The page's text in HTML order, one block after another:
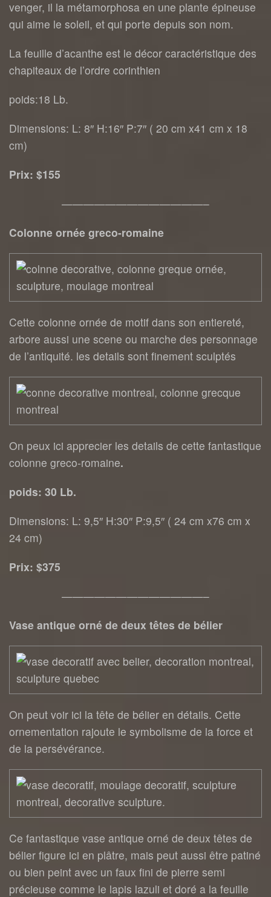
venger, il la métamorphosa en une plante épineuse
qui aime le soleil, et qui porte depuis son nom.
La feuille d’acanthe est le décor caractéristique des
chapiteaux de l’ordre corinthien
poids:18 Lb.
Dimensions: L: 8″ H:16″ P:7″ ( 20 cm x41 cm x 18
cm)
Prix: $155
—————————————–
Colonne ornée greco-romaine
Cette colonne ornée de motif dans son entiereté,
arbore aussi une scene ou marche des personnage
de l’antiquité. les details sont finement sculptés
On peux ici apprecier les details de cette fantastique
colonne greco-romaine.
poids: 30 Lb.
Dimensions: L: 9,5″ H:30″ P:9,5″ ( 24 cm x76 cm x
24 cm)
Prix: $375
—————————————–
Vase antique orné de deux têtes de bélier
On peut voir ici la tête de bélier en détails. Cette
ornementation rajoute le symbolisme de la force et
de la persévérance.
Ce fantastique vase antique orné de deux têtes de
bélier figure ici en plâtre, mais peut aussi être patiné
ou bien peint avec un faux fini de pierre semi
précieuse comme le lapis lazuli et doré a la feuille